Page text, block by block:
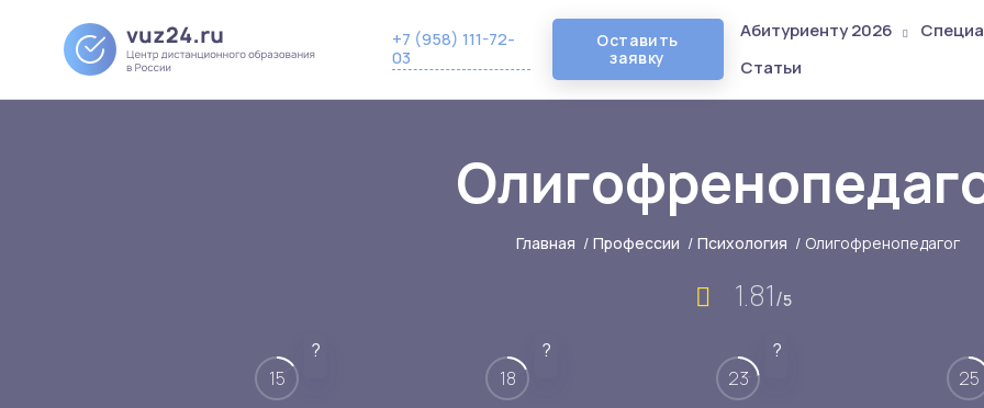
+7 (958) 111-72-
03
Оставить
заявку
Абитуриенту 2026
Статьи
Главная / Профессии / Психология / Олигофренопедагог
1.81/5
?
15
?
18
?
23
25